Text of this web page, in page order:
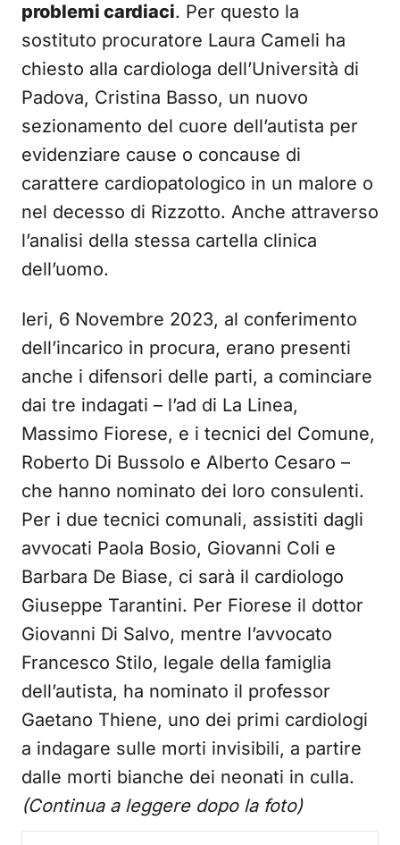
problemi cardiaci. Per questo la
sostituto procuratore Laura Cameli ha
chiesto alla cardiologa dell’Università di
Padova, Cristina Basso, un nuovo
sezionamento del cuore dell’autista per
evidenziare cause o concause di
carattere cardiopatologico in un malore o
nel decesso di Rizzotto. Anche attraverso
l’analisi della stessa cartella clinica
dell’uomo.
Ieri, 6 Novembre 2023, al conferimento
dell’incarico in procura, erano presenti
anche i difensori delle parti, a cominciare
dai tre indagati – l’ad di La Linea,
Massimo Fiorese, e i tecnici del Comune,
Roberto Di Bussolo e Alberto Cesaro –
che hanno nominato dei loro consulenti.
Per i due tecnici comunali, assistiti dagli
avvocati Paola Bosio, Giovanni Coli e
Barbara De Biase, ci sarà il cardiologo
Giuseppe Tarantini. Per Fiorese il dottor
Giovanni Di Salvo, mentre l’avvocato
Francesco Stilo, legale della famiglia
dell’autista, ha nominato il professor
Gaetano Thiene, uno dei primi cardiologi
a indagare sulle morti invisibili, a partire
dalle morti bianche dei neonati in culla.
(Continua a leggere dopo la foto)